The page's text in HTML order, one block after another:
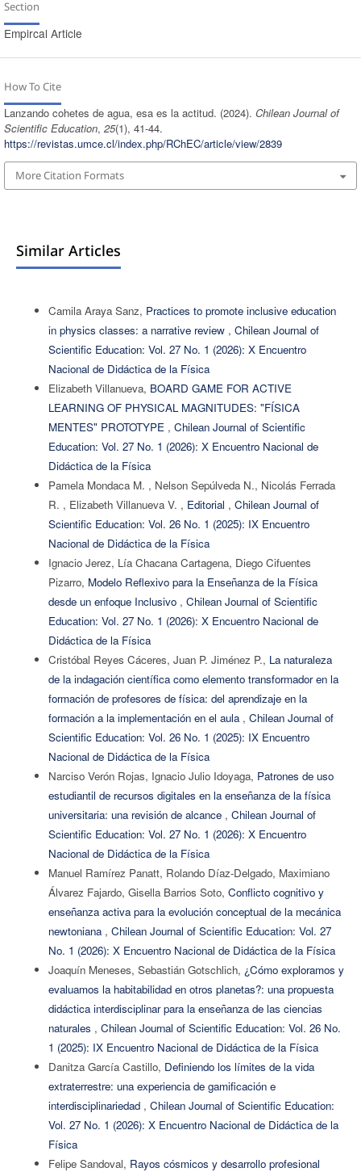
Section
Empircal Article
How To Cite
Lanzando cohetes de agua, esa es la actitud. (2024). Chilean Journal of
Scientific Education, 25(1), 41-44.
https://revistas.umce.cl/index.php/RChEC/article/view/2839
More Citation Formats
Similar Articles
Camila Araya Sanz, Practices to promote inclusive education
in physics classes: a narrative review , Chilean Journal of
Scientific Education: Vol. 27 No. 1 (2026): X Encuentro
Nacional de Didáctica de la Física
Elizabeth Villanueva, BOARD GAME FOR ACTIVE
LEARNING OF PHYSICAL MAGNITUDES: "FÍSICA
MENTES" PROTOTYPE , Chilean Journal of Scientific
Education: Vol. 27 No. 1 (2026): X Encuentro Nacional de
Didáctica de la Física
Pamela Mondaca M. , Nelson Sepúlveda N., Nicolás Ferrada
R. , Elizabeth Villanueva V. , Editorial , Chilean Journal of
Scientific Education: Vol. 26 No. 1 (2025): IX Encuentro
Nacional de Didáctica de la Física
Ignacio Jerez, Lía Chacana Cartagena, Diego Cifuentes
Pizarro, Modelo Reflexivo para la Enseñanza de la Física
desde un enfoque Inclusivo , Chilean Journal of Scientific
Education: Vol. 27 No. 1 (2026): X Encuentro Nacional de
Didáctica de la Física
Cristóbal Reyes Cáceres, Juan P. Jiménez P., La naturaleza
de la indagación científica como elemento transformador en la
formación de profesores de física: del aprendizaje en la
formación a la implementación en el aula , Chilean Journal of
Scientific Education: Vol. 26 No. 1 (2025): IX Encuentro
Nacional de Didáctica de la Física
Narciso Verón Rojas, Ignacio Julio Idoyaga, Patrones de uso
estudiantil de recursos digitales en la enseñanza de la física
universitaria: una revisión de alcance , Chilean Journal of
Scientific Education: Vol. 27 No. 1 (2026): X Encuentro
Nacional de Didáctica de la Física
Manuel Ramírez Panatt, Rolando Díaz-Delgado, Maximiano
Álvarez Fajardo, Gisella Barrios Soto, Conflicto cognitivo y
enseñanza activa para la evolución conceptual de la mecánica
newtoniana , Chilean Journal of Scientific Education: Vol. 27
No. 1 (2026): X Encuentro Nacional de Didáctica de la Física
Joaquín Meneses, Sebastián Gotschlich, ¿Cómo exploramos y
evaluamos la habitabilidad en otros planetas?: una propuesta
didáctica interdisciplinar para la enseñanza de las ciencias
naturales , Chilean Journal of Scientific Education: Vol. 26 No.
1 (2025): IX Encuentro Nacional de Didáctica de la Física
Danitza García Castillo, Definiendo los límites de la vida
extraterrestre: una experiencia de gamificación e
interdisciplinariedad , Chilean Journal of Scientific Education:
Vol. 27 No. 1 (2026): X Encuentro Nacional de Didáctica de la
Física
Felipe Sandoval, Rayos cósmicos y desarrollo profesional